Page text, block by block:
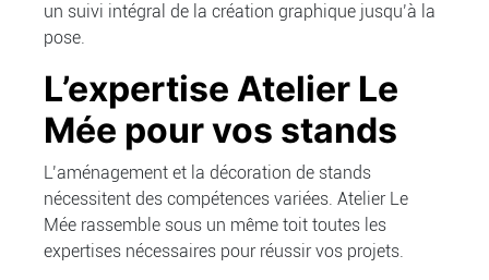
un suivi intégral de la création graphique jusqu’à la
pose.
L’expertise Atelier Le
Mée pour vos stands
L’aménagement et la décoration de stands
nécessitent des compétences variées. Atelier Le
Mée rassemble sous un même toit toutes les
expertises nécessaires pour réussir vos projets.